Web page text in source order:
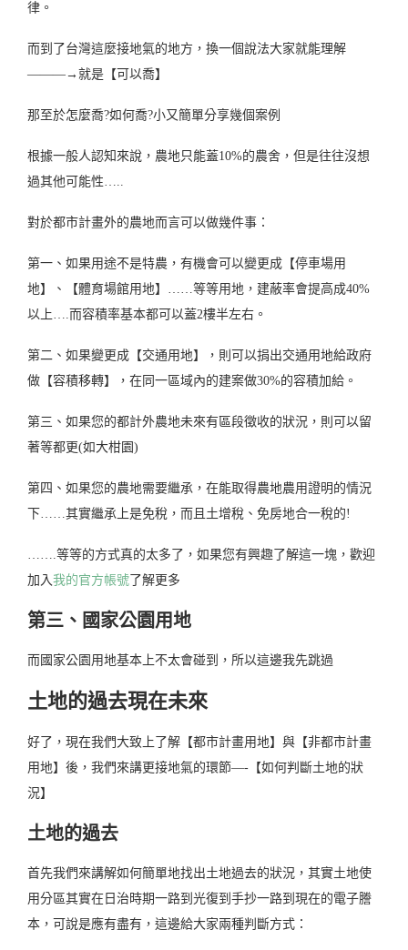
律。
而到了台灣這麼接地氣的地方，換一個說法大家就能理解
———→就是【可以喬】
那至於怎麼喬?如何喬?小又簡單分享幾個案例
根據一般人認知來說，農地只能蓋10%的農舍，但是往往沒想
過其他可能性…..
對於都市計畫外的農地而言可以做幾件事：
第一、如果用途不是特農，有機會可以變更成【停車場用
地】、【體育場館用地】……等等用地，建蔽率會提高成40%
以上….而容積率基本都可以蓋2樓半左右。
第二、如果變更成【交通用地】，則可以捐出交通用地給政府
做【容積移轉】，在同一區域內的建案做30%的容積加給。
第三、如果您的都計外農地未來有區段徵收的狀況，則可以留
著等都更(如大柑園)
第四、如果您的農地需要繼承，在能取得農地農用證明的情況
下……其實繼承上是免稅，而且土增稅、免房地合一稅的!
…….等等的方式真的太多了，如果您有興趣了解這一塊，歡迎
加入我的官方帳號 了解更多
第三、國家公園用地
而國家公園用地基本上不太會碰到，所以這邊我先跳過
土地的過去現在未來
好了，現在我們大致上了解【都市計畫用地】與【非都市計畫
用地】後，我們來講更接地氣的環節—-【如何判斷土地的狀
況】
土地的過去
首先我們來講解如何簡單地找出土地過去的狀況，其實土地使
用分區其實在日治時期一路到光復到手抄一路到現在的電子謄
本，可說是應有盡有，這邊給大家兩種判斷方式：